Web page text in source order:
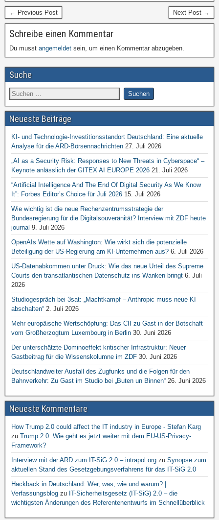
← Previous Post Next Post →
Schreibe einen Kommentar
Du musst angemeldet sein, um einen Kommentar abzugeben.
Suche
Neueste Beiträge
KI- und Technologie-Investitionsstandort Deutschland: Eine aktuelle
Analyse für die ARD-Börsennachrichten 27. Juli 2026
„AI as a Security Risk: Responses to New Threats in Cyberspace“ –
Keynote anlässlich der GITEX AI EUROPE 2026 21. Juli 2026
“Artificial Intelligence And The End Of Digital Security As We Know
It”: Forbes Editor’s Choice für Juli 2026 15. Juli 2026
Wie wichtig ist die neue Rechenzentrumsstrategie der
Bundesregierung für die Digitalsouveränität? Interview mit ZDF heute
journal 9. Juli 2026
OpenAIs Wette auf Washington: Wie wirkt sich die potenzielle
Beteiligung der US-Regierung am KI-Unternehmen aus? 6. Juli 2026
US-Datenabkommen unter Druck: Wie das neue Urteil des Supreme
Courts den transatlantischen Datenschutz ins Wanken bringt 6. Juli
2026
Studiogespräch bei 3sat: „Machtkampf – Anthropic muss neue KI
abschalten“ 2. Juli 2026
Mehr europäische Wertschöpfung: Das CII zu Gast in der Botschaft
vom Großherzogtum Luxembourg in Berlin 30. Juni 2026
Der unterschätzte Dominoeffekt kritischer Infrastruktur: Neuer
Gastbeitrag für die Wissenskolumne im ZDF 30. Juni 2026
Deutschlandweiter Ausfall des Zugfunks und die Folgen für den
Bahnverkehr: Zu Gast im Studio bei „Buten un Binnen“ 26. Juni 2026
Neueste Kommentare
How Trump 2.0 could affect the IT industry in Europe - Stefan Karg
zu Trump 2.0: Wie geht es jetzt weiter mit dem EU-US-Privacy-
Framework?
Interview mit der ARD zum IT-SiG 2.0 – intrapol.org zu Synopse zum
aktuellen Stand des Gesetzgebungsverfahrens für das IT-SiG 2.0
Hackback in Deutschland: Wer, was, wie und warum? |
Verfassungsblog zu IT-Sicherheitsgesetz (IT-SiG) 2.0 – die
wichtigsten Änderungen des Referentenentwurfs im Schnellüberblick